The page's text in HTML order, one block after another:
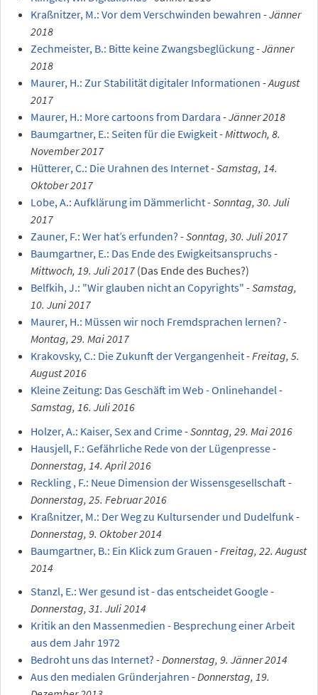
Kraßnitzer, M.: Vor dem Verschwinden bewahren -Jänner
2018
Zechmeister, B.: Bitte keine Zwangsbeglückung-Jänner
2018
Maurer, H.: Zur Stabilität digitaler Informationen -August
2017
Maurer, H.: More cartoons from Dardara -Jänner 2018
Baumgartner, E.: Seiten für die Ewigkeit-Mittwoch, 8.
November 2017
Hütterer, C.: Die Urahnen des Internet-Samstag, 14.
Oktober 2017
Lobe, A.: Aufklärung im Dämmerlicht-Sonntag, 30. Juli
2017
Zauner, F.: Wer hat’s erfunden? -Sonntag, 30. Juli 2017
Baumgartner, E.: Das Ende des Ewigkeitsanspruchs-
Mittwoch, 19. Juli 2017 (Das Ende des Buches?)
Belfkih, J.: "Wir glauben nicht an Copyrights" -Samstag,
10. Juni 2017
Maurer, H.: Müssen wir noch Fremdsprachen lernen? -
Montag, 29. Mai 2017
Krakovsky, C.: Die Zukunft der Vergangenheit-Freitag, 5.
August 2016
Kleine Zeitung: Das Geschäft im Web - Onlinehandel -
Samstag, 16. Juli 2016
Holzer, A.: Kaiser, Sex and Crime-Sonntag, 29. Mai 2016
Hausjell, F.: Gefährliche Rede von der Lügenpresse-
Donnerstag, 14. April 2016
Reckling , F.: Neue Dimension der Wissensgesellschaft -
Donnerstag, 25. Februar 2016
Kraßnitzer, M.: Der Weg zu Kultursender und Dudelfunk -
Donnerstag, 9. Oktober 2014
Baumgartner, B.: Ein Klick zum Grauen -Freitag, 22. August
2014
Stanzl, E.: Wer gesund ist - das entscheidet Google-
Donnerstag, 31. Juli 2014
Kritik an den Massenmedien - Besprechung einer Arbeit
aus dem Jahr 1972
Bedroht uns das Internet? -Donnerstag, 9. Jänner 2014
Aus den medialen Gründerjahren -Donnerstag, 19.